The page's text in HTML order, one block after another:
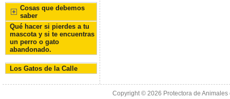
Cosas que debemos
saber
Qué hacer si pierdes a tu
mascota y si te encuentras
un perro o gato
abandonado.
Los Gatos de la Calle
Copyright © 2026 Protectora de Animales